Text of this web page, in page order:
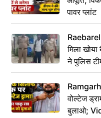
पावर प्लांट
मिला
ने पुलिस
वोल्टेज
बुलाओ;